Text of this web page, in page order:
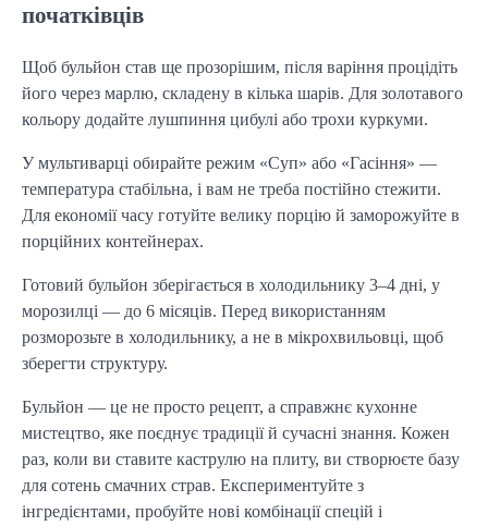
початківців
Щоб бульйон став ще прозорішим, після варіння процідіть
його через марлю, складену в кілька шарів. Для золотавого
кольору додайте лушпиння цибулі або трохи куркуми.
У мультиварці обирайте режим «Суп» або «Гасіння» —
температура стабільна, і вам не треба постійно стежити.
Для економії часу готуйте велику порцію й заморожуйте в
порційних контейнерах.
Готовий бульйон зберігається в холодильнику 3–4 дні, у
морозилці — до 6 місяців. Перед використанням
розморозьте в холодильнику, а не в мікрохвильовці, щоб
зберегти структуру.
Бульйон — це не просто рецепт, а справжнє кухонне
мистецтво, яке поєднує традиції й сучасні знання. Кожен
раз, коли ви ставите каструлю на плиту, ви створюєте базу
для сотень смачних страв. Експериментуйте з
інгредієнтами, пробуйте нові комбінації спецій і